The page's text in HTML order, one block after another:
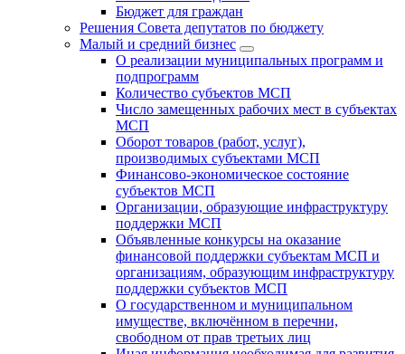
Бюджет для граждан
Решения Совета депутатов по бюджету
Малый и средний бизнес
О реализации муниципальных программ и
подпрограмм
Количество субъектов МСП
Число замещенных рабочих мест в субъектах
МСП
Оборот товаров (работ, услуг),
производимых субъектами МСП
Финансово-экономическое состояние
субъектов МСП
Организации, образующие инфраструктуру
поддержки МСП
Объявленные конкурсы на оказание
финансовой поддержки субъектам МСП и
организациям, образующим инфраструктуру
поддержки субъектов МСП
О государственном и муниципальном
имуществе, включённом в перечни,
свободном от прав третьих лиц